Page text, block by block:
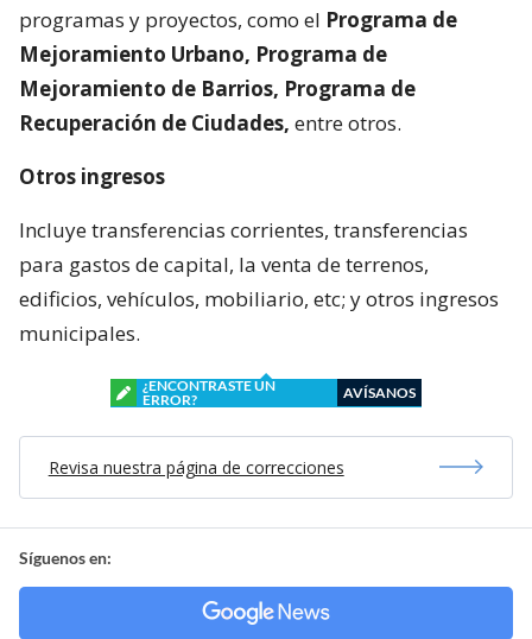
programas y proyectos, como el Programa de
Mejoramiento Urbano, Programa de
Mejoramiento de Barrios, Programa de
Recuperación de Ciudades, entre otros.
Otros ingresos
Incluye transferencias corrientes, transferencias
para gastos de capital, la venta de terrenos,
edificios, vehículos, mobiliario, etc; y otros ingresos
municipales.
¿ENCONTRASTE UN
ERROR?
AVÍSANOS
Revisa nuestra página de correcciones
Síguenos en: